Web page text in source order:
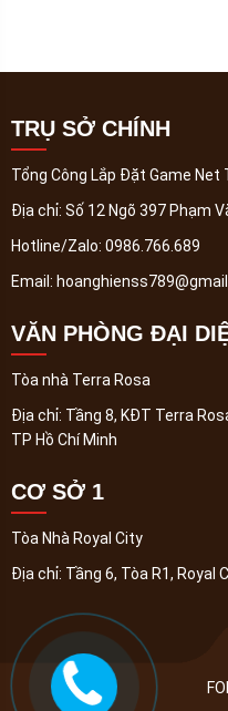
TRỤ SỞ CHÍNH
Tổng Công Lắp Đặt Game Net
Địa chỉ: Số 12 Ngõ 397 Phạm
Hotline/Zalo: 0986.766.689
Email:
VĂN PHÒNG ĐẠI
Tòa nhà Terra Rosa
Địa chỉ: Tầng 8, KĐT Terra
TP Hồ Chí Minh
CƠ SỞ 1
Tòa Nhà Royal City
Địa chỉ: Tầng 6, Tòa R1, Royal